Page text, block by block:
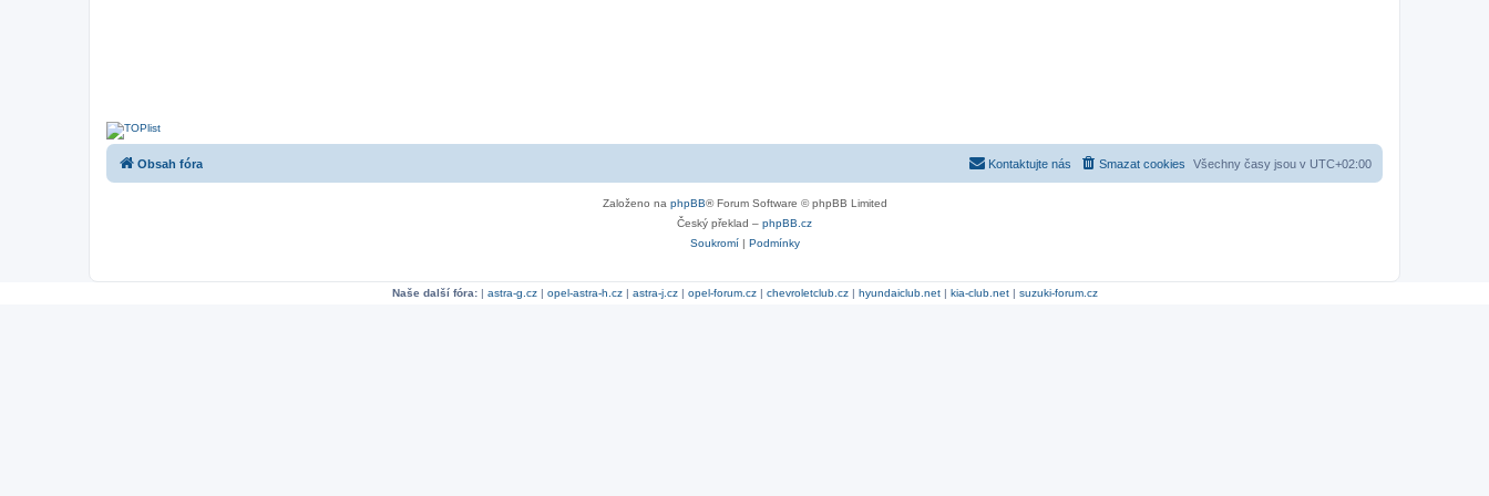
Obsah fóra Všechny časy jsou v UTC+02:00
Smazat cookies
Kontaktujte nás
Založeno na phpBB® Forum Software © phpBB Limited
Český překlad – phpBB.cz
Soukromí| Podmínky
Naše další fóra:| astra-g.cz| opel-astra-h.cz| astra-j.cz| opel-forum.cz| chevroletclub.cz| hyundaiclub.net| kia-club.net| suzuki-forum.cz